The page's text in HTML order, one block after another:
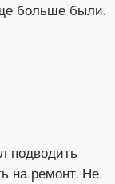
больше были.
подводить
на ремонт. Не